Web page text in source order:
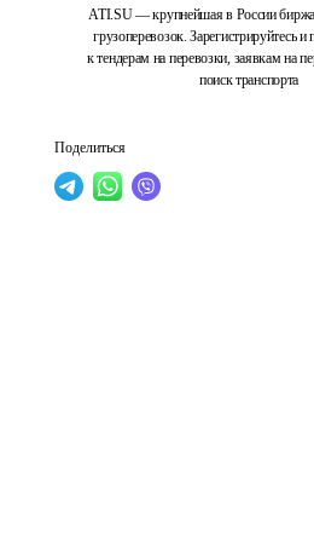
ATI.SU — крупнейшая в России
грузоперевозок. Зарегистрируйтесь и
к тендерам на перевозки, заявкам на
поиск транспорта
Поделиться